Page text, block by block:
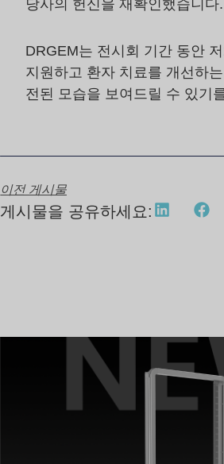
당사의 헌신을 재확인했습니다.
DRGEM는 전시회 기간 동안
지원하고 환자 치료를 개선하
전된 모습을 보여드릴 수 있기
이전 게시물
게시물을 공유하세요: